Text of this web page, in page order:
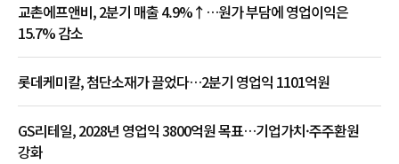
교촌에프앤비, 2분기 매출 4.9%↑…원가 부담에 영업이익은
15.7% 감소
롯데케미칼, 첨단소재가 끌었다…2분기 영업익 1101억원
GS리테일, 2028년 영업익 3800억원 목표…기업가치·주주환원
강화